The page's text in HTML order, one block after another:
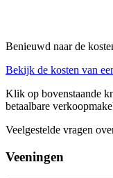
Benieuwd naar de
Bekijk de kosten van
Klik op bovenstaande
betaalbare
Veelgestelde vragen
Veeningen